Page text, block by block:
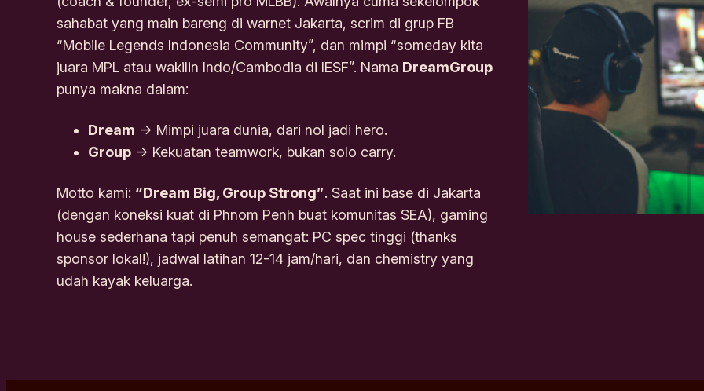
sahabat yang main bareng di warnet Jakarta, scrim di grup FB
“Mobile Legends Indonesia Community”, dan mimpi “someday kita
juara MPL atau wakilin Indo/Cambodia di IESF”. Nama DreamGroup
punya makna dalam:
Dream → Mimpi juara dunia, dari nol jadi hero.
Group → Kekuatan teamwork, bukan solo carry.
Motto kami: “Dream Big, Group Strong”. Saat ini base di Jakarta
(dengan koneksi kuat di Phnom Penh buat komunitas SEA), gaming
house sederhana tapi penuh semangat: PC spec tinggi (thanks
sponsor lokal!), jadwal latihan 12-14 jam/hari, dan chemistry yang
udah kayak keluarga.